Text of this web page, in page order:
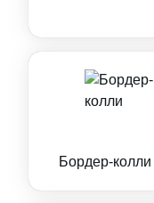
Бордер-колли